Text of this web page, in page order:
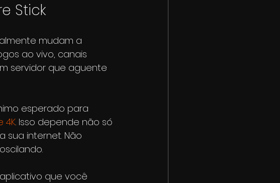
Stick
mudam a
ao vivo, canais
servidor que aguente
esperado para
4K. Isso depende não só
sua internet. Não
que você